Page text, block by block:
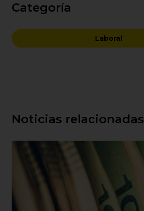
Categoría
Laboral
Noticias relacionadas